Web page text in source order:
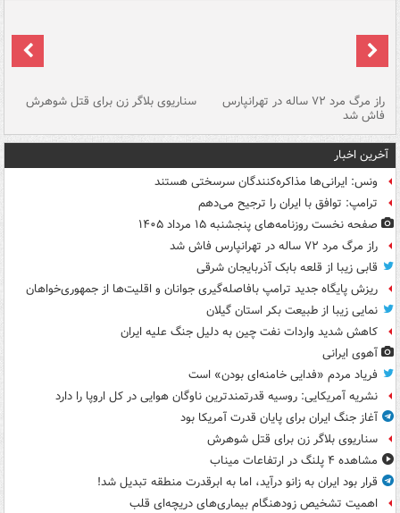
راز مرگ مرد ۷۲ ساله در تهرانپارس
فاش شد
سناریوی بلاگر زن برای قتل شوهرش
آخرین اخبار
ونس: ایرانی‌ها مذاکره‌کنندگان سرسختی هستند
ترامپ: توافق با ایران را ترجیح می‌دهم
صفحه نخست روزنامه‌های پنجشنبه ۱۵ مرداد ۱۴۰۵
راز مرگ مرد ۷۲ ساله در تهرانپارس فاش شد
قابی زیبا از قلعه بابک آذربایجان شرقی
ریزش پایگاه جدید ترامپ بافاصله‌گیری جوانان و اقلیت‌ها از جمهوری‌خواهان
نمایی زیبا از طبیعت بکر استان گیلان
کاهش شدید واردات نفت چین به دلیل جنگ علیه ایران
آهوی ایرانی
فریاد مردم «فدایی خامنه‌ای بودن» است
نشریه آمریکایی: روسیه قدرتمندترین ناوگان هوایی در کل اروپا را دارد
آغاز جنگ ایران برای پایان قدرت آمریکا بود
سناریوی بلاگر زن برای قتل شوهرش
مشاهده ۴ پلنگ در ارتفاعات میناب
قرار بود ایران به زانو درآید، اما به ابرقدرت منطقه تبدیل شد!
اهمیت تشخیص زودهنگام بیماری‌های دریچه‌ای قلب